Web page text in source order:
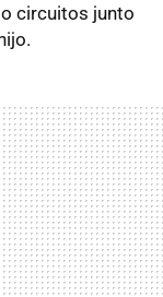
circuitos junto